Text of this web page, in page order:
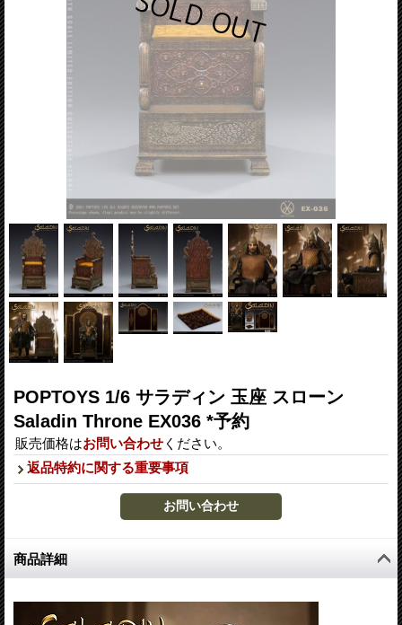
POPTOYS 1/6 サラディン 玉座 スローン
Saladin Throne EX036 *予約
販売価格はお問い合わせ ください。
返品特約に関する重要事項
商品詳細